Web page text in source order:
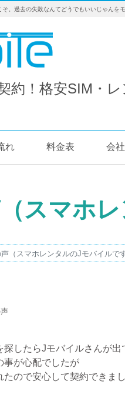
。過去の失敗なんてどうでもいいじゃんを
約！格安SIM・
れ 料金表 会
スマホ
（スマホレンタルのJモバイルです
したらJモバイルさんが出
事が心配でしたが
ので安心して契約できまし